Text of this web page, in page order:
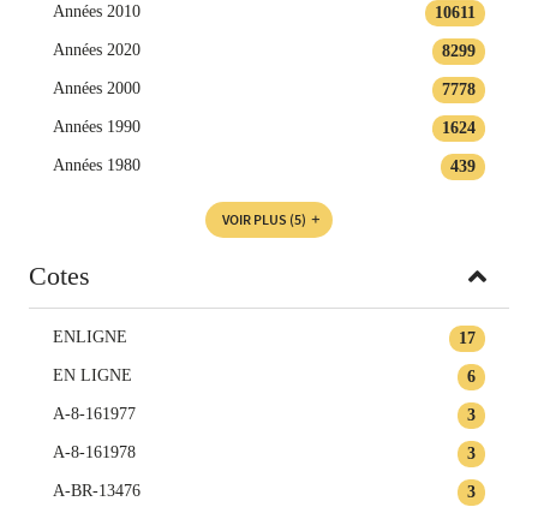
10611
Années 2010
8299
Années 2020
7778
Années 2000
1624
Années 1990
439
Années 1980
VOIR PLUS (5)
Cotes
17
ENLIGNE
6
EN LIGNE
3
A-8-161977
3
A-8-161978
3
A-BR-13476